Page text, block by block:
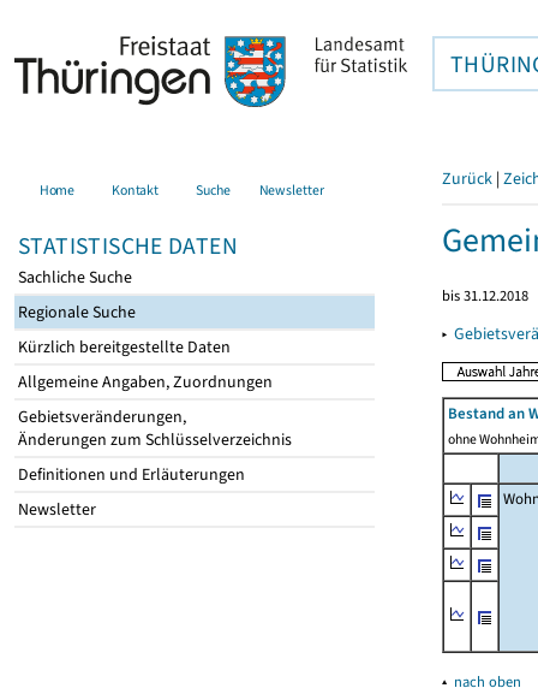
Home Kontakt Suche Newsletter
STATISTISCHE DATEN
Sachliche Suche
Regionale Suche
Kürzlich bereitgestellte Daten
Allgemeine Angaben, Zuordnungen
Gebietsveränderungen,
Änderungen zum Schlüsselverzeichnis
Definitionen und Erläuterungen
Newsletter
Zurück |
bis 31.12.2018
▸
Bestand an
ohne
▴ nach oben